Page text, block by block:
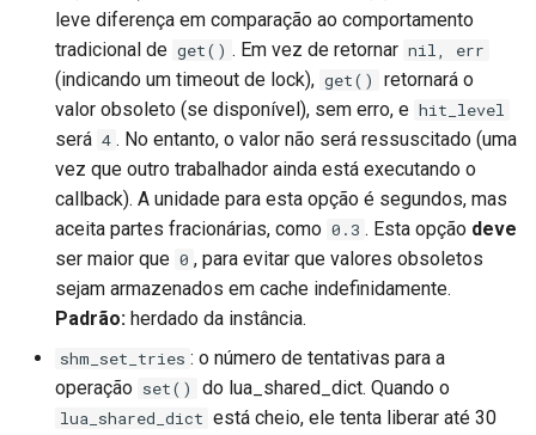
leve diferença em comparação ao comportamento
tradicional de get() . Em vez de retornar nil, err
(indicando um timeout de lock), get()
retornará o
valor obsoleto (se disponível), sem erro, e hit_level
será 4 . No entanto, o valor não será ressuscitado (uma
vez que outro trabalhador ainda está executando o
callback). A unidade para esta opção é segundos, mas
aceita partes fracionárias, como 0.3 . Esta opção deve
ser maior que 0 , para evitar que valores obsoletos
sejam armazenados em cache indefinidamente.
Padrão: herdado da instância.
shm_set_tries : o número de tentativas para a
operação set() do lua_shared_dict. Quando o
lua_shared_dict está cheio, ele tenta liberar até 30